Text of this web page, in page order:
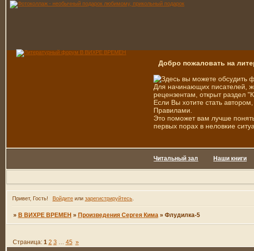
Добро пожаловать на
Здесь вы можете обсудить
Для начинающих писателей,
рецензентам, открыт раздел
Если Вы хотите стать
Правилами.
Это поможет вам лучше
первых порах в неловкие
Читальный зал Наши книги
Привет, Гость! Войдитеили зарегистрируйтесь.
» В ВИХРЕ ВРЕМЕН » Произведения Сергея Кима » Флудилка-5
Страница: 1 2 3 … 45 »